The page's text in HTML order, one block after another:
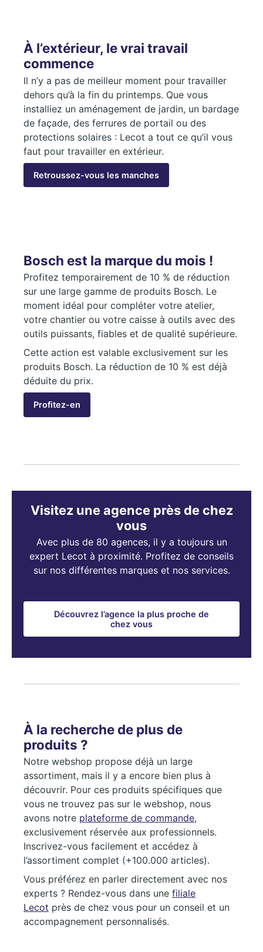
À l’extérieur, le vrai travail
commence
Il n’y a pas de meilleur moment pour travailler
dehors qu’à la fin du printemps. Que vous
installiez un aménagement de jardin, un bardage
de façade, des ferrures de portail ou des
protections solaires : Lecot a tout ce qu’il vous
faut pour travailler en extérieur.
Retroussez-vous les manches
Bosch est la marque du mois !
Profitez temporairement de 10 % de réduction
sur une large gamme de produits Bosch. Le
moment idéal pour compléter votre atelier,
votre chantier ou votre caisse à outils avec des
outils puissants, fiables et de qualité supérieure.
Cette action est valable exclusivement sur les
produits Bosch. La réduction de 10 % est déjà
déduite du prix.
Profitez-en
Visitez une agence près de chez
vous
Avec plus de 80 agences, il y a toujours un
expert Lecot à proximité. Profitez de conseils
sur nos différentes marques et nos services.
Découvrez l’agence la plus proche de
chez vous
À la recherche de plus de
produits ?
Notre webshop propose déjà un large
assortiment, mais il y a encore bien plus à
découvrir. Pour ces produits spécifiques que
vous ne trouvez pas sur le webshop, nous
avons notre plateforme de commande,
exclusivement réservée aux professionnels.
Inscrivez-vous facilement et accédez à
l’assortiment complet (+100.000 articles).
Vous préférez en parler directement avec nos
experts ? Rendez-vous dans une filiale
Lecot près de chez vous pour un conseil et un
accompagnement personnalisés.